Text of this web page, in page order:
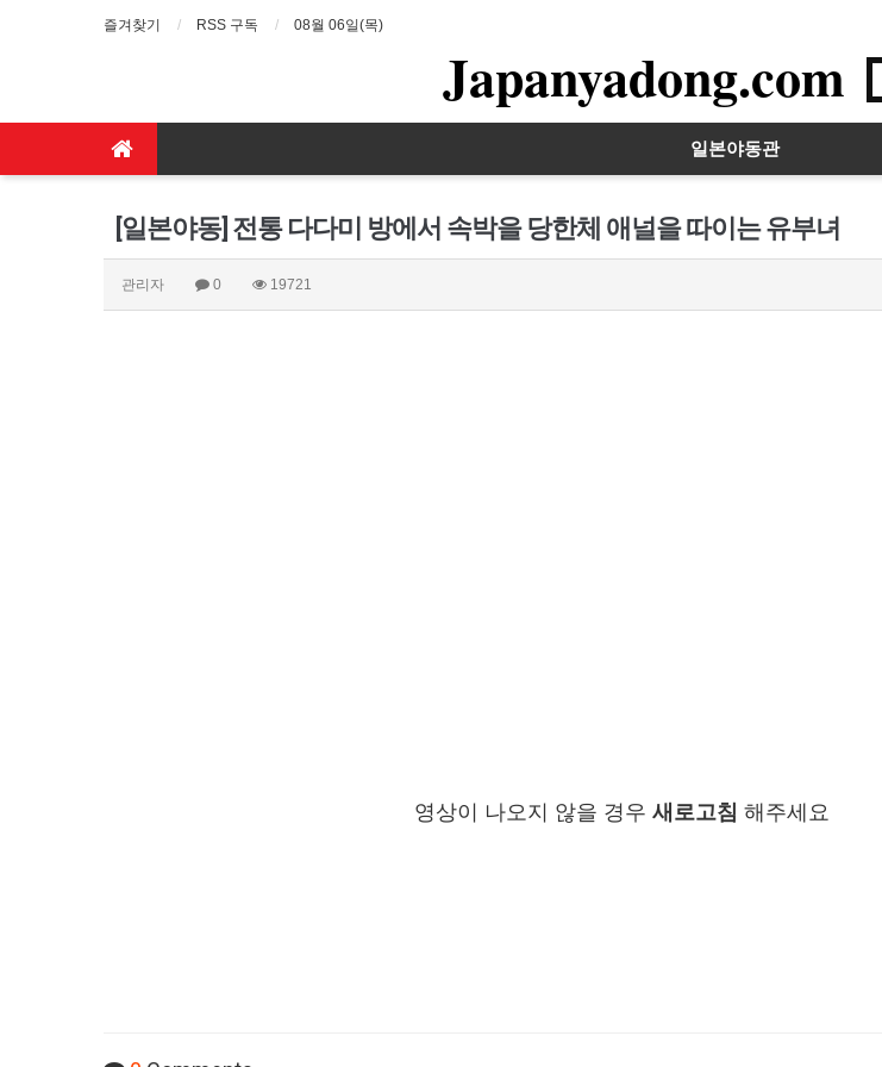
즐겨찾기 RSS 구독 08월 06일(목)
Japanyadong.com
일본야동관
[일본야동] 전통 다다미 방에서 속박을 당한체 애널을 따이는 유부녀
관리자 0 19721
영상이 나오지 않을 경우 새로고침 해주세요